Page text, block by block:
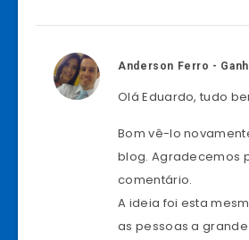
Anderson Ferro -
Olá Eduardo, tudo
Bom vê-lo
blog. Agradecemos
comentário.
A ideia foi esta
as pessoas a